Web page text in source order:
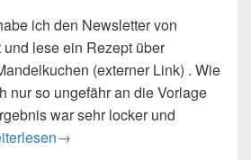
ich den Newsletter von
lese ein Rezept über
(externer Link) . Wie
nur so ungefähr an die Vorlage
war sehr locker und
vom Feinsten –
→